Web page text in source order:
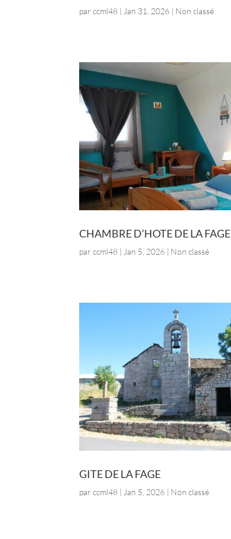
parccml48 | Jan 31, 2026 | Non classé
CHAMBRE D’HOTE DE LA FAGE
parccml48 | Jan 5, 2026 | Non classé
GITE DE LA FAGE
parccml48 | Jan 5, 2026 | Non classé